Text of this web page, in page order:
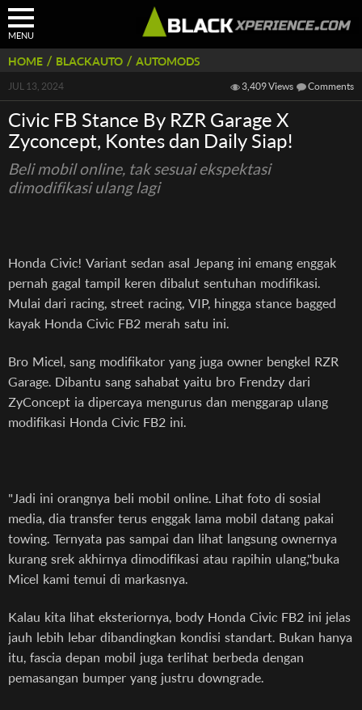
MENU
HOME / BLACKAUTO / AUTOMODS
JUL 13, 2024 3,409 Views Comments
Civic FB Stance By RZR Garage X
Zyconcept, Kontes dan Daily Siap!
Beli mobil online, tak sesuai ekspektasi
dimodifikasi ulang lagi
Honda Civic! Variant sedan asal Jepang ini emang enggak
pernah gagal tampil keren dibalut sentuhan modifikasi.
Mulai dari racing, street racing, VIP, hingga stance bagged
kayak Honda Civic FB2 merah satu ini.
Bro Micel, sang modifikator yang juga owner bengkel RZR
Garage. Dibantu sang sahabat yaitu bro Frendzy dari
ZyConcept ia dipercaya mengurus dan menggarap ulang
modifikasi Honda Civic FB2 ini.
"Jadi ini orangnya beli mobil online. Lihat foto di sosial
media, dia transfer terus enggak lama mobil datang pakai
towing. Ternyata pas sampai dan lihat langsung ownernya
kurang srek akhirnya dimodifikasi atau rapihin ulang,"buka
Micel kami temui di markasnya.
Kalau kita lihat eksteriornya, body Honda Civic FB2 ini jelas
jauh lebih lebar dibandingkan kondisi standart. Bukan hanya
itu, fascia depan mobil juga terlihat berbeda dengan
pemasangan bumper yang justru downgrade.